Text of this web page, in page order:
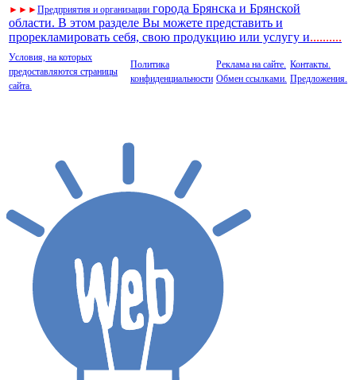
► ► ►Предприятия и организации города Брянска и Брянской
области. В этом разделе Вы можете представить и
прорекламировать себя, свою продукцию или услугу и..........
Условия, на которых
предоставляются страницы
сайта.
Политика
конфиденциальности
Реклама на сайте.
Обмен ссылками.
Контакты.
Предложения.